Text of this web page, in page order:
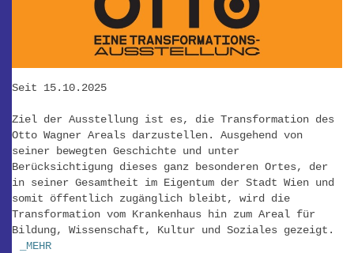
Seit 15.10.2025
Ziel der Ausstellung ist es, die Transformation des
Otto Wagner Areals darzustellen. Ausgehend von
seiner bewegten Geschichte und unter
Berücksichtigung dieses ganz besonderen Ortes, der
in seiner Gesamtheit im Eigentum der Stadt Wien und
somit öffentlich zugänglich bleibt, wird die
Transformation vom Krankenhaus hin zum Areal für
Bildung, Wissenschaft, Kultur und Soziales gezeigt.
_MEHR